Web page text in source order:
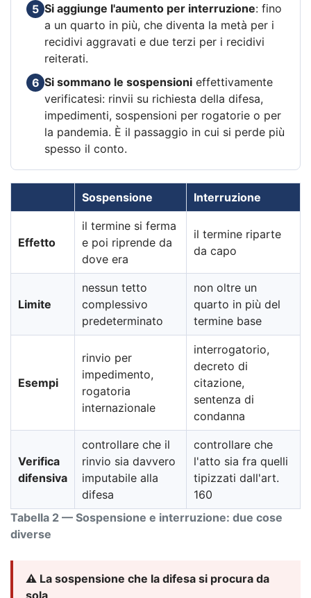
5 Si aggiunge l'aumento per interruzione: fino
a un quarto in più, che diventa la metà per i
recidivi aggravati e due terzi per i recidivi
reiterati.
6 Si sommano le sospensioni effettivamente
verificatesi: rinvii su richiesta della difesa,
impedimenti, sospensioni per rogatorie o per
la pandemia. È il passaggio in cui si perde più
spesso il conto.
Tabella 2 — Sospensione e interruzione: due cose
diverse
Sospensione Interruzione
Effetto
il termine si ferma
e poi riprende da
dove era
il termine riparte
da capo
Limite
nessun tetto
complessivo
predeterminato
non oltre un
quarto in più del
termine base
Esempi
rinvio per
impedimento,
rogatoria
internazionale
interrogatorio,
decreto di
citazione,
sentenza di
condanna
Verifica
difensiva
controllare che il
rinvio sia davvero
imputabile alla
difesa
controllare che
l'atto sia fra quelli
tipizzati dall'art.
160
⚠️ La sospensione che la difesa si procura da
sola